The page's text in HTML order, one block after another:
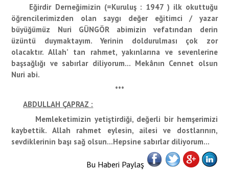
Eğirdir Derneğimizin (=Kuruluş : 1947 ) ilk okuttuğu
öğrencilerimizden olan saygı değer eğitimci / yazar
büyüğümüz Nuri GÜNGÖR abimizin vefatından derin
üzüntü duymaktayım. Yerinin doldurulması çok zor
olacaktır. Allah’ tan rahmet, yakınlarına ve sevenlerine
başsağlığı ve sabırlar diliyorum… Mekânın Cennet olsun
Nuri abi.
***
ABDULLAH ÇAPRAZ :
Memleketimizin yetiştirdiği, değerli bir hemşerimizi
kaybettik. Allah rahmet eylesin, ailesi ve dostlarının,
sevdiklerinin başı sağ olsun…Hepsine sabırlar diliyorum…
Bu Haberi Paylaş